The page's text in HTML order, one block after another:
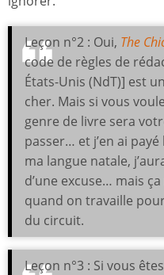
Leçon n°2 : Oui, The
code de règles de
États-Unis (NdT)] est
cher. Mais si vous
genre de livre sera
passer… et j’en ai payé
ma langue natale,
d’une excuse… mais
quand on travaille
du circuit.
Leçon n°3 : Si vous